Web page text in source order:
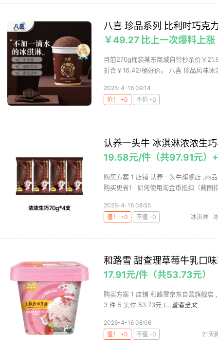
八喜 珍品系列 比利时巧克
￥49.27 比上一次爆料上
目前270g桶装某东商城自营秒杀价￥
折合￥16.42/桶好价。 八喜 珍品风味冰
2026-4-16 09:14
值！ +0
不值 -0
认养一头牛 冰淇淋浓浓生
19.58元/件（共97.91元）
购买方案 1 店铺 认养一头牛旗舰店 ,商
购买更省！ 如何使用淘金币抵扣（截图
2026-4-16 08:55
值！ +0
不值 -0 冰淇淋
和路雪 甜查理草莓牛乳口
17.91元/件（共53.73元）
购买方案 1 店铺 和路雪京东自营旗舰
3 件 5 实付 53.73元 (... 查看全文
2026-4-16 08:06
值！ +0
不值 -0 21天